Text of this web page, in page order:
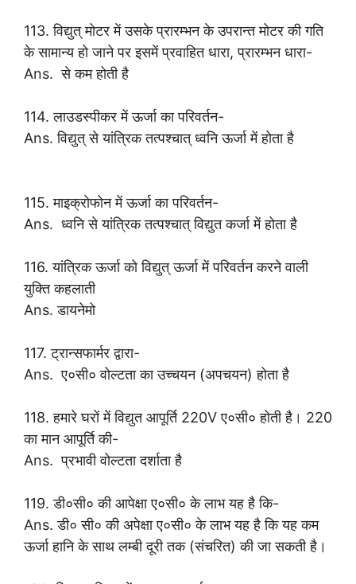
113. विद्युत् मोटर में उसके प्रारम्भन के उपरान्त मोटर की गति
के सामान्य हो जाने पर इसमें प्रवाहित धारा, प्रारम्भन धारा-
Ans. से कम होती है
114. लाउडस्पीकर में ऊर्जा का परिवर्तन-
Ans. विद्युत् से यांत्रिक तत्पश्चात् ध्वनि ऊर्जा में होता है
115. माइक्रोफोन में ऊर्जा का परिवर्तन-
Ans. ध्वनि से यांत्रिक तत्पश्चात् विद्युत कर्जा में होता है
116. यांत्रिक ऊर्जा को विद्युत् ऊर्जा में परिवर्तन करने वाली
युक्ति कहलाती
Ans. डायनेमो
117. ट्रान्सफार्मर द्वारा-
Ans. ए०सी० वोल्टता का उच्चयन (अपचयन) होता है
118. हमारे घरों में विद्युत आपूर्ति 220V ए०सी० होती है। 220
का मान आपूर्ति की-
Ans. प्रभावी वोल्टता दर्शाता है
119. डी०सी० की आपेक्षा ए०सी० के लाभ यह है कि-
Ans. डी० सी० की अपेक्षा ए०सी० के लाभ यह है कि यह कम
ऊर्जा हानि के साथ लम्बी दूरी तक (संचरित) की जा सकती है।